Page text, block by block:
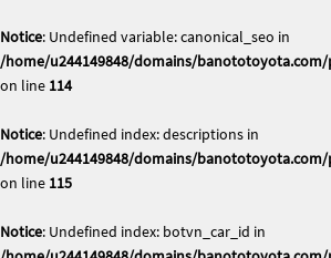
Notice: Undefined variable: canonical_seo in
/home/u244149848/domains/
on line 114
Notice: Undefined index: descriptions in
/home/u244149848/domains/
on line 115
Notice: Undefined index: botvn_car_id in